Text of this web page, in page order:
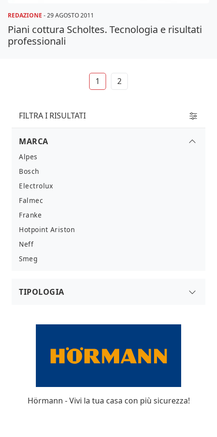
REDAZIONE -29 AGOSTO 2011
Piani cottura Scholtes. Tecnologia e risultati
professionali
1 2
FILTRA I RISULTATI
MARCA
Alpes
Bosch
Electrolux
Falmec
Franke
Hotpoint Ariston
Neff
Smeg
TIPOLOGIA
Hörmann - Vivi la tua casa con più sicurezza!